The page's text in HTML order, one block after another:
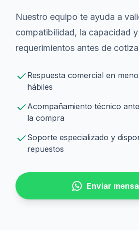
Nuestro equipo te ayuda a
compatibilidad, la capacidad
requerimientos antes de
Respuesta comercial en
hábiles
Acompañamiento técnico
la compra
Soporte especializado y
repuestos
Enviar